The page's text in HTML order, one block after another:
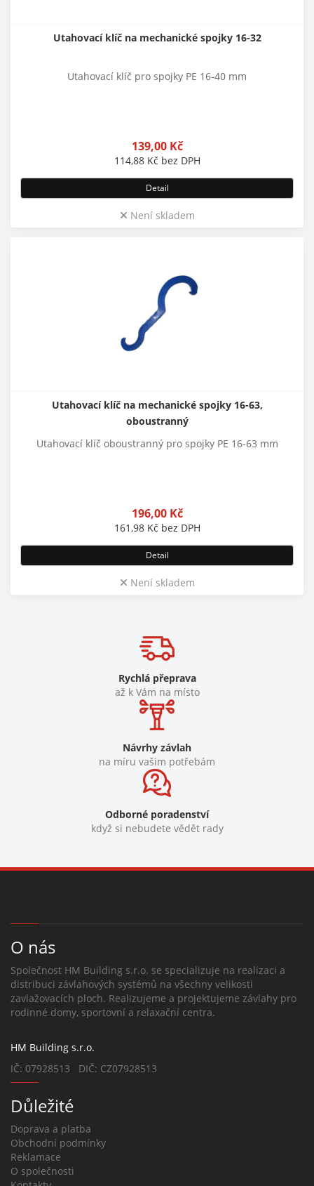
Utahovací klíč na mechanické spojky 16-32
Utahovací klíč pro spojky PE 16-40 mm
139,00 Kč
114,88 Kč bez DPH
Detail
Není skladem
Utahovací klíč na mechanické spojky 16-63,
oboustranný
Utahovací klíč oboustranný pro spojky PE 16-63 mm
196,00 Kč
161,98 Kč bez DPH
Detail
Není skladem
Rychlá přeprava
až k Vám na místo
Návrhy závlah
na míru vašim potřebám
Odborné poradenství
když si nebudete vědět rady
O nás
Společnost HM Building s.r.o. se specializuje na realizaci a
distribuci závlahových systémů na všechny velikosti
zavlažovacích ploch. Realizujeme a projektujeme závlahy pro
rodinné domy, sportovní a relaxační centra.
HM Building s.r.o.
IČ: 07928513 DIČ: CZ07928513
Důležité
Doprava a platba
Obchodní podmínky
Reklamace
O společnosti